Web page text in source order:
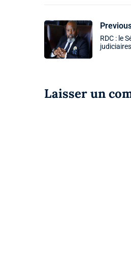
RDC : le
Laisser un